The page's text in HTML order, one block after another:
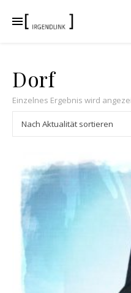
Dorf
Einzelnes Ergebnis wird